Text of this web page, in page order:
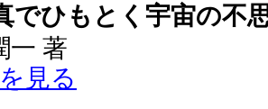
でひもとく宇宙の不
一 著
見る